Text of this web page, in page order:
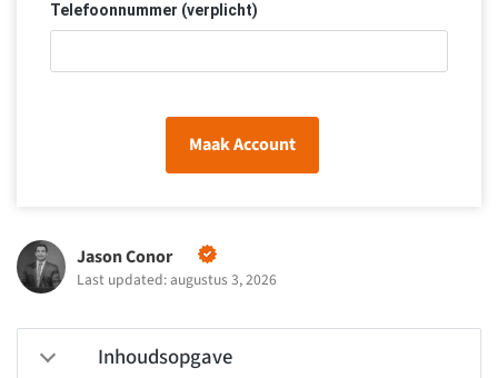
Telefoonnummer (verplicht)
Maak Account
Jason Conor
Last updated: augustus 3, 2026
Inhoudsopgave